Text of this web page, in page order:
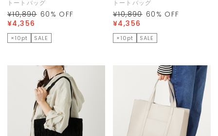
トートバッグ
¥10,890 60 % OFF
¥4,356
×10pt SALE
トートバッグ
¥10,890 60 % OFF
¥4,356
×10pt SALE